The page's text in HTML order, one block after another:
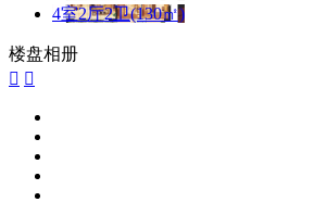
4室2厅2卫(130㎡)
楼盘相册
 